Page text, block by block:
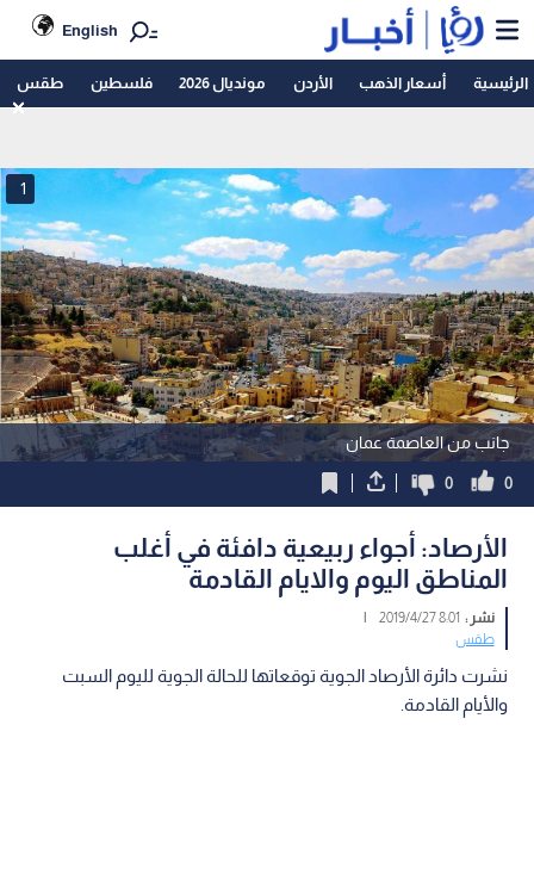
English
الرئيسية أسعار الذهب الأردن مونديال 2026 فلسطين طقس
جانب من العاصمة عمان
1
0
0
الأرصاد: أجواء ربيعية دافئة في أغلب
المناطق اليوم والايام القادمة
نشر : 8:01 2019/4/27
|
طقس
نشرت دائرة الأرصاد الجوية توقعاتها للحالة الجوية لليوم السبت
والأيام القادمة.